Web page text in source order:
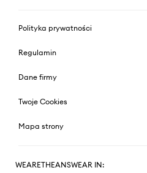
Polityka prywatności
Regulamin
Dane firmy
Twoje Cookies
Mapa strony
WEARETHEANSWEAR IN: